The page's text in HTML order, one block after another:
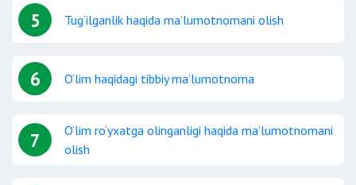
5 Tug‘ilganlik haqida ma’lumotnomani olish
6 O‘lim haqidagi tibbiy ma’lumotnoma
7
O‘lim ro‘yxatga olinganligi haqida ma’lumotnomani
olish